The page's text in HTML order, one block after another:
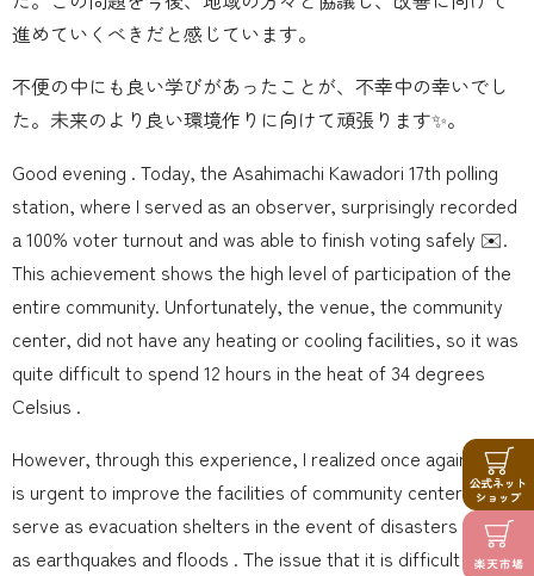
進めていくべきだと感じています。
不便の中にも良い学びがあったことが、不幸中の幸いでし
た。未来のより良い環境作りに向けて頑張ります✨。
Good evening . Today, the Asahimachi Kawadori 17th polling
station, where I served as an observer, surprisingly recorded
a 100% voter turnout and was able to finish voting safely ✉️.
This achievement shows the high level of participation of the
entire community. Unfortunately, the venue, the community
center, did not have any heating or cooling facilities, so it was
quite difficult to spend 12 hours in the heat of 34 degrees
Celsius .
However, through this experience, I realized once again that it
is urgent to improve the facilities of community centers that
serve as evacuation shelters in the event of disasters such
as earthquakes and floods . The issue that it is difficult to